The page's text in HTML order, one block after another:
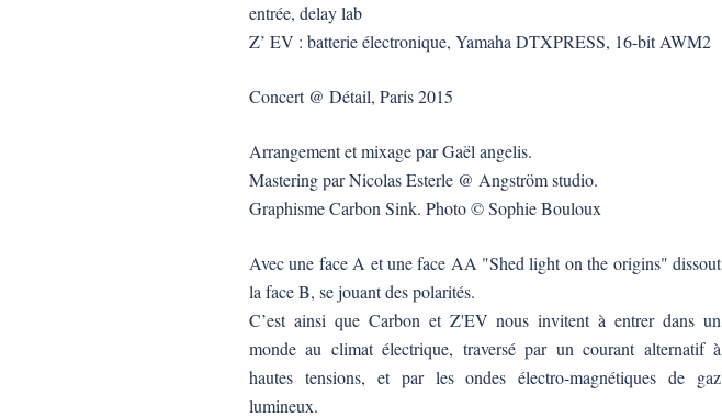
entrée, delay lab
Z’ EV : batterie électronique, Yamaha DTXPRESS, 16-bit AWM2
Concert @ Détail, Paris 2015
Arrangement et mixage par Gaël angelis.
Mastering par Nicolas Esterle @ Angström studio.
Graphisme Carbon Sink. Photo © Sophie Bouloux
Avec une face A et une face AA "Shed light on the origins" dissout
la face B, se jouant des polarités.
C’est ainsi que Carbon et Z'EV nous invitent à entrer dans un
monde au climat électrique, traversé par un courant alternatif à
hautes tensions, et par les ondes électro-magnétiques de gaz
lumineux.